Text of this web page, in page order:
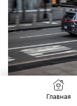
В целом все
бензиновые, иГлавная